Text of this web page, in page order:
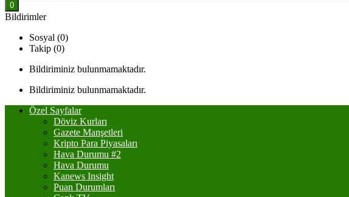
0
Bildirimler
Sosyal (0)
Takip (0)
Bildiriminiz bulunmamaktadır.
Bildiriminiz bulunmamaktadır.
Özel Sayfalar
Döviz Kurları
Gazete Manşetleri
Kripto Para Piyasaları
Hava Durumu #2
Hava Durumu
Kanews Insight
Puan Durumları